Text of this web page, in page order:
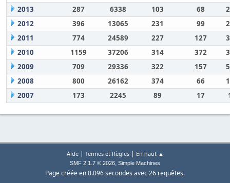
2013
287 6338 103 68
2012
396 13065 231 99
2011
774 24589 227 127
2010
1159 37206 314 372
2009
709 29336 322 157
2008
800 26162 374 66
2007
173 2245 89 17
Aide| Termes et Règles| En haut ▲
SMF 2.1.7 © 2026, Simple Machines
Page créée en 0.096 secondes avec 26 requêtes.